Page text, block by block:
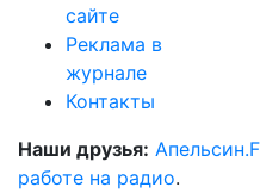
сайте
Реклама в
журнале
Контакты
Наши друзья:
работе на радио.